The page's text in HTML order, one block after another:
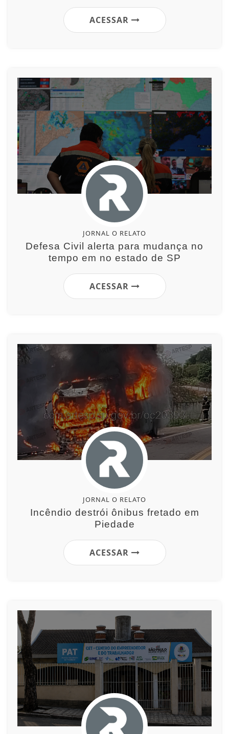
ACESSAR
JORNAL O RELATO
Defesa Civil alerta para mudança no
tempo em no estado de SP
ACESSAR
JORNAL O RELATO
Incêndio destrói ônibus fretado em
Piedade
ACESSAR